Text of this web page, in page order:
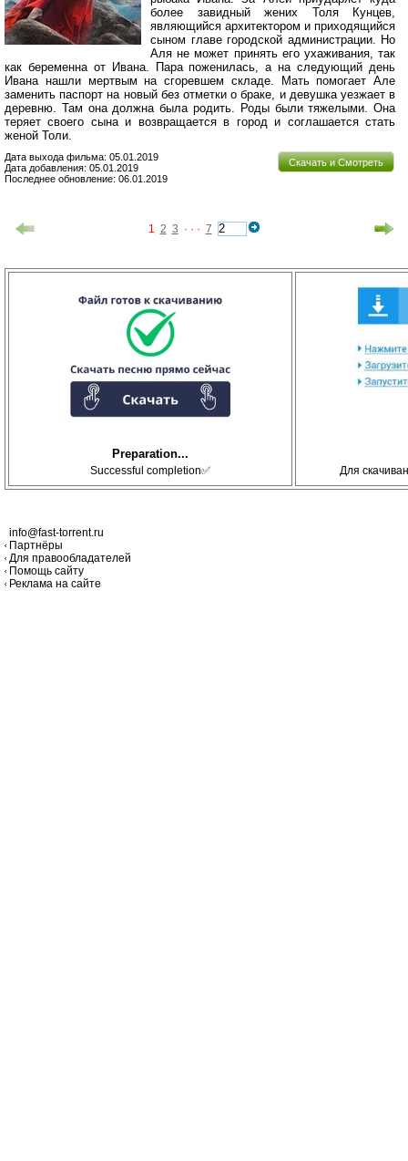
более завидный жених Толя Кунцев,
являющийся архитектором и приходящийся
сыном главе городской администрации. Но
Аля не может принять его ухаживания, так
как беременна от Ивана. Пара поженилась, а на следующий день
Ивана нашли мертвым на сгоревшем складе. Мать помогает Але
заменить паспорт на новый без отметки о браке, и девушка уезжает в
деревню. Там она должна была родить. Роды были тяжелыми. Она
теряет своего сына и возвращается в город и соглашается стать
женой Толи.
Скачать и Смотреть
Дата выхода фильма: 05.01.2019
Дата добавления: 05.01.2019
Последнее обновление: 06.01.2019
1 2 3 · · · 7
Preparation...
Successful completion✅ Для
info@fast-torrent.ru
Партнёры
Для правообладателей
Помощь сайту
Реклама на сайте